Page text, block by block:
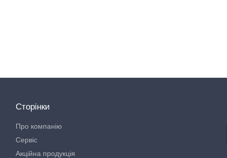
Сторінки
Про компанію
Сервіс
Акційна продукція